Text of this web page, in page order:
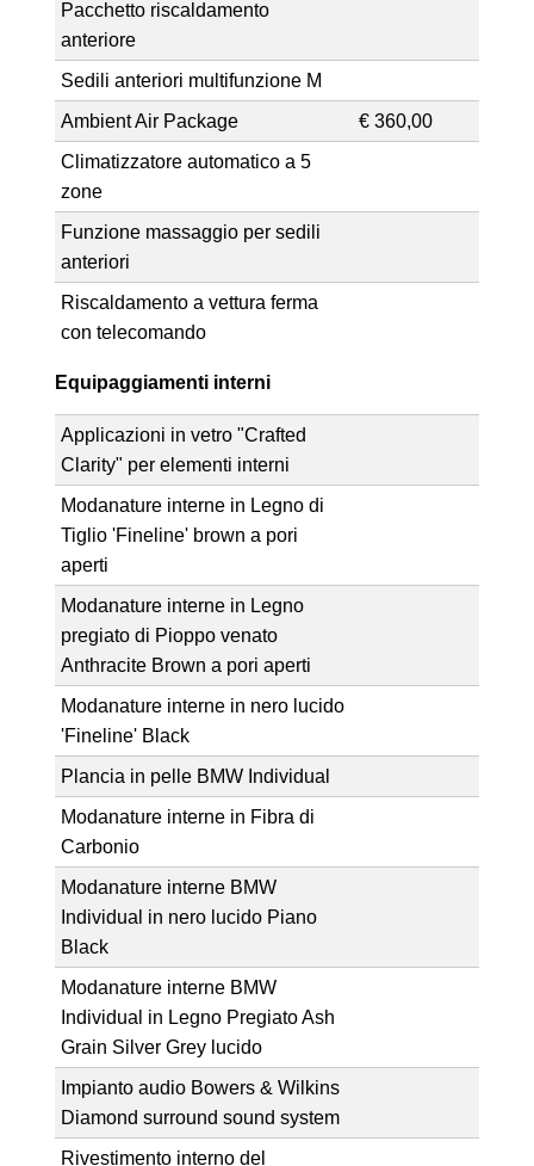
Pacchetto riscaldamento
anteriore
Sedili anteriori multifunzione M
Ambient Air Package
€ 360,00
Climatizzatore automatico a 5
zone
Funzione massaggio per sedili
anteriori
Riscaldamento a vettura ferma
con telecomando
Equipaggiamenti interni
Applicazioni in vetro "Crafted
Clarity" per elementi interni
Modanature interne in Legno di
Tiglio 'Fineline' brown a pori
aperti
Modanature interne in Legno
pregiato di Pioppo venato
Anthracite Brown a pori aperti
Modanature interne in nero lucido
'Fineline' Black
Plancia in pelle BMW Individual
Modanature interne in Fibra di
Carbonio
Modanature interne BMW
Individual in nero lucido Piano
Black
Modanature interne BMW
Individual in Legno Pregiato Ash
Grain Silver Grey lucido
Impianto audio Bowers & Wilkins
Diamond surround sound system
Rivestimento interno del